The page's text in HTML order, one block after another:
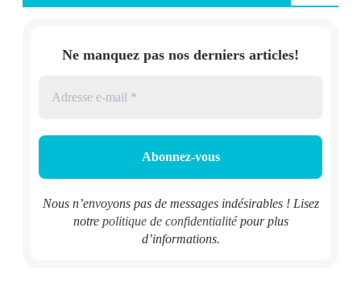
Ne manquez pas nos derniers articles!
Nous n’envoyons pas de messages indésirables ! Lisez
notre politique de confidentialitépour plus
d’informations.